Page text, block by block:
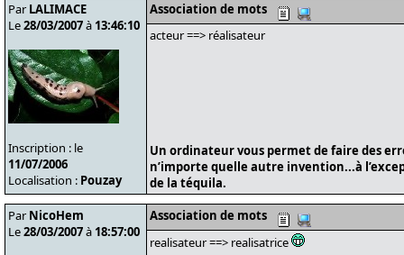
Par LALIMACE
Le28/03/2007à 13:46:10
Inscription : le
11/07/2006
Localisation : Pouzay
Association de mots
acteur ==> réalisateur
Un ordinateur vous permet de faire des
n’importe quelle autre invention...à
de la téquila.
Par NicoHem
Le28/03/2007à 18:57:00
Association de mots
realisateur ==> realisatrice